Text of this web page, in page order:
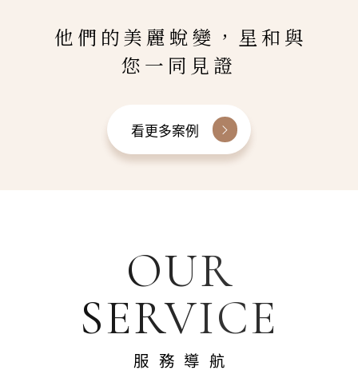
他們的美麗蛻變，星和與
您一同見證
看更多案例
OUR
SERVICE
服務導航